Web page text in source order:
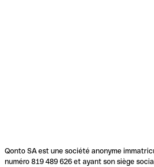
Qonto SA est une société anonyme
numéro 819 489 626 et ayant son siège